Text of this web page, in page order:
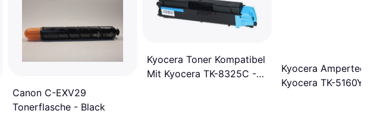
Canon C-EXV29
Tonerflasche - Black
Kyocera Toner Kompatibel
Mit Kyocera TK-8325C -
Kyocera Ampertec
Kyocera TK-5160Y